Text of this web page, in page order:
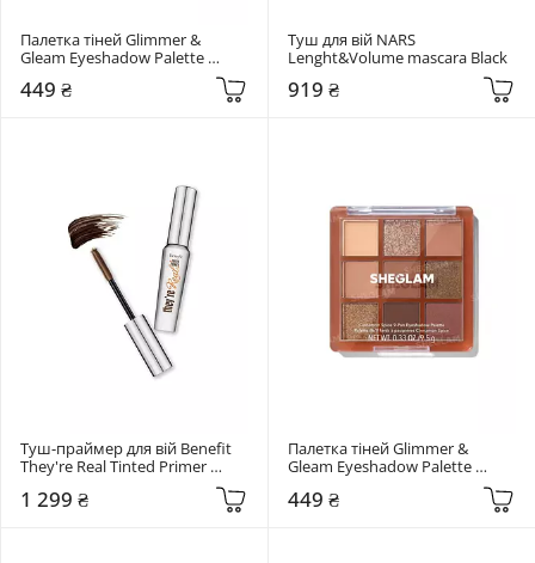
Палетка тіней Glimmer &
Gleam Eyeshadow Palette
449 ₴
Туш для вій NARS
Lenght&Volume mascara Black
919 ₴
Туш-праймер для вій Benefit
They're Real Tinted Primer
1 299 ₴
Палетка тіней Glimmer &
Gleam Eyeshadow Palette
449 ₴